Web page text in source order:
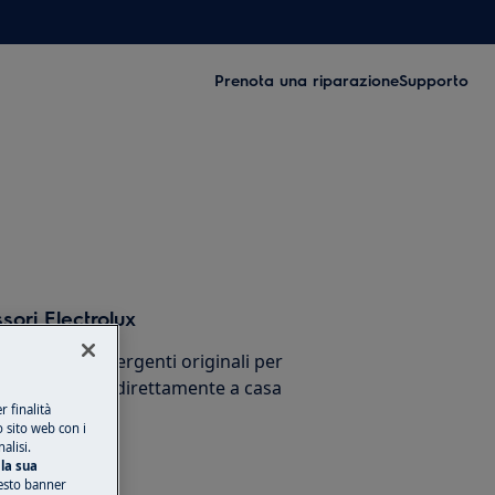
Prenota una riparazioneSupporto
Electrolux
e detergenti originali per
e ricevili direttamente a casa
finalità
web con i
sua
banner